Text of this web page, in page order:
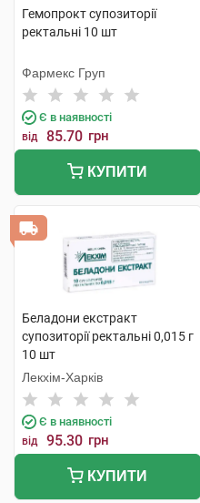
Гемопрокт супозиторії
ректальні 10 шт
Фармекс Груп
Є в наявності
від 85.70 грн
КУПИТИ
Беладони екстракт
супозиторії ректальні 0,015 г
10 шт
Лекхім-Харків
Є в наявності
від 95.30 грн
КУПИТИ